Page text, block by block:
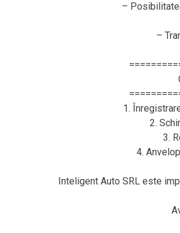
–
–
1.
2.
3.
4.
Inteligent Auto SRL este